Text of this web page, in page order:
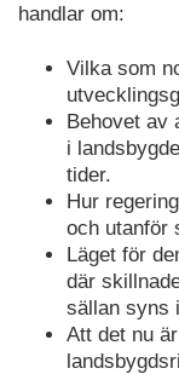
handlar om:
Vilka som
Behovet av
i
tider.
Hur
och utanför
Läget för
där
sällan syns
Att det nu